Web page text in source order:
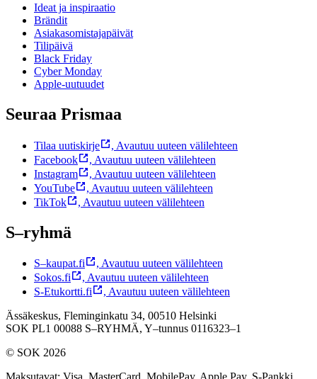
Ideat ja inspiraatio
Brändit
Asiakasomistajapäivät
Tilipäivä
Black Friday
Cyber Monday
Apple-uutuudet
Seuraa Prismaa
Tilaa uutiskirje , Avautuu uuteen välilehteen
Facebook
, Avautuu uuteen välilehteen
Instagram
, Avautuu uuteen välilehteen
YouTube
, Avautuu uuteen välilehteen
TikTok
, Avautuu uuteen välilehteen
S–ryhmä
S–kaupat.fi , Avautuu uuteen välilehteen
Sokos.fi
, Avautuu uuteen välilehteen
S-Etukortti.fi
, Avautuu uuteen välilehteen
Ässäkeskus, Fleminginkatu 34, 00510 Helsinki
SOK PL1 00088 S–RYHMÄ, Y–tunnus 0116323–1
© SOK 2026